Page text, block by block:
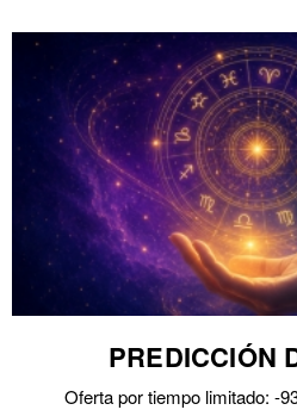
PREDICCIÓN
Oferta por tiempo limitado: -